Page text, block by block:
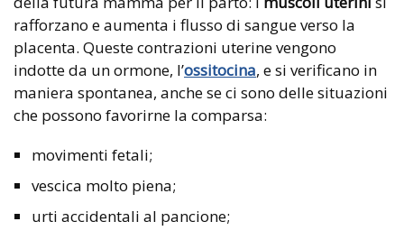
rafforzano e aumenta i flusso di sangue verso la
placenta. Queste contrazioni uterine vengono
indotte da un ormone, l’ossitocina, e si verificano in
maniera spontanea, anche se ci sono delle situazioni
che possono favorirne la comparsa:
movimenti fetali;
vescica molto piena;
urti accidentali al pancione;